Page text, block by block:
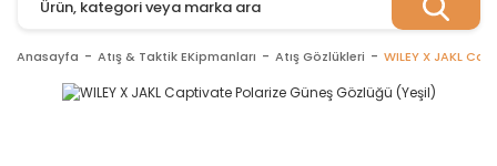
Anasayfa Atış & Taktik EKipmanları Atış Gözlükleri WILEY X JAKL